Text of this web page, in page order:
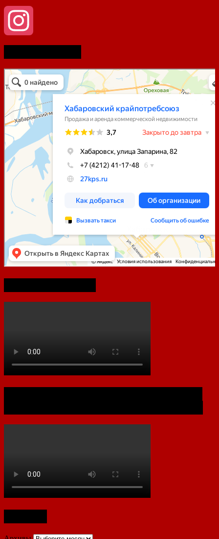
Хабаровский Крайпотребсоюз
Продажа и аренда коммерческой недвижимости в Хабаровске